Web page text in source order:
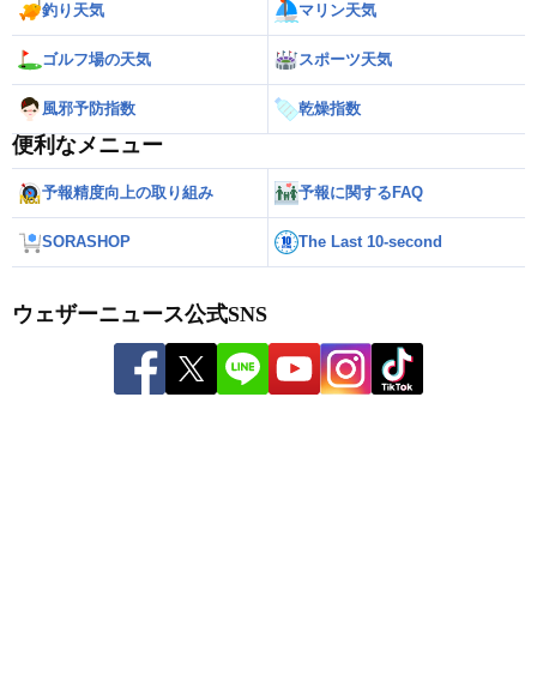
釣り天気 マリン天気
ゴルフ場の天気 スポーツ天気
風邪予防指数 乾燥指数
便利なメニュー
予報精度向上の取り組み 予報に関するFAQ
SORASHOP The Last 10-second
ウェザーニュース公式SNS